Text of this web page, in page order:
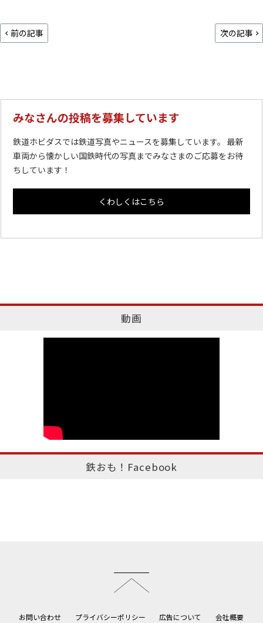
前の記事 次の記事
みなさんの投稿を募集しています
鉄道ホビダスでは鉄道写真やニュースを募集しています。 最新
車両から懐かしい国鉄時代の写真までみなさまのご応募をお待
ちしています！
くわしくはこちら
動画
鉄おも！Facebook
お問い合わせ プライバシーポリシー 広告について 会社概要